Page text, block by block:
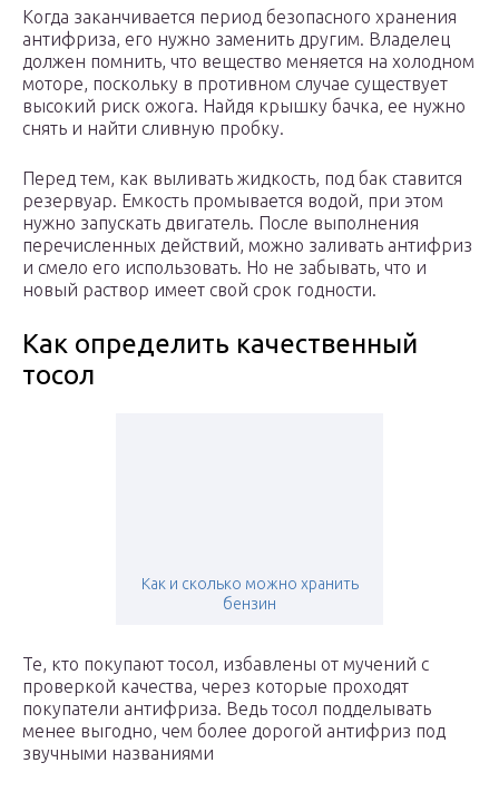
Когда заканчивается период безопасного хранения
антифриза, его нужно заменить другим. Владелец
должен помнить, что вещество меняется на холодном
моторе, поскольку в противном случае существует
высокий риск ожога. Найдя крышку бачка, ее нужно
снять и найти сливную пробку.
Перед тем, как выливать жидкость, под бак ставится
резервуар. Емкость промывается водой, при этом
нужно запускать двигатель. После выполнения
перечисленных действий, можно заливать антифриз
и смело его использовать. Но не забывать, что и
новый раствор имеет свой срок годности.
Как определить качественный
тосол
Как и сколько можно хранить
бензин
Те, кто покупают тосол, избавлены от мучений с
проверкой качества, через которые проходят
покупатели антифриза. Ведь тосол подделывать
менее выгодно, чем более дорогой антифриз под
звучными названиями